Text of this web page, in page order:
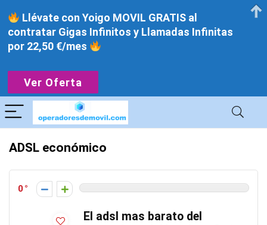
ADSL económico
0
El adsl mas barato del
Llévate con Yoigo MOVIL GRATIS al
contratar Gigas Infinitos y Llamadas Infinitas
por 22,50 €/mes
Ver Oferta